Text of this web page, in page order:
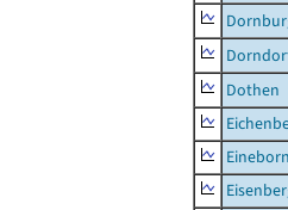
Dothen